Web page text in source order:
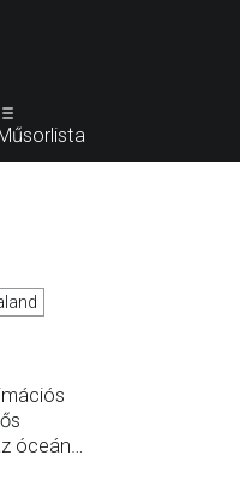
óceán…